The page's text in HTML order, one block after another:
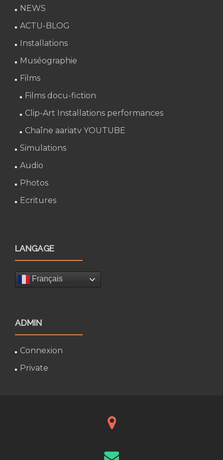
NEWS
ACTU-BLOG
Installations
Muséographie
Films
Films docu-fiction
Clip-Art Installations performances
Chaîne aariatv YOUTUBE
Simulations
Audio
Photos
Ecritures
LANGAGE
Français
ADMIN
Connexion
Private